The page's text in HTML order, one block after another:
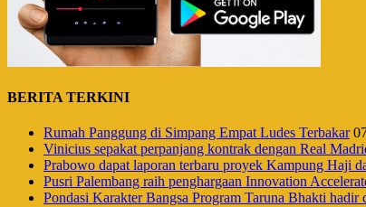
BERITA TERKINI
Rumah Panggung di Simpang Empat Ludes Terbakar
Vinicius sepakat perpanjang kontrak dengan Real
Prabowo dapat laporan terbaru proyek Kampung Haji
Pusri Palembang raih penghargaan Innovation
Pondasi Karakter Bangsa Program Taruna Bhakti